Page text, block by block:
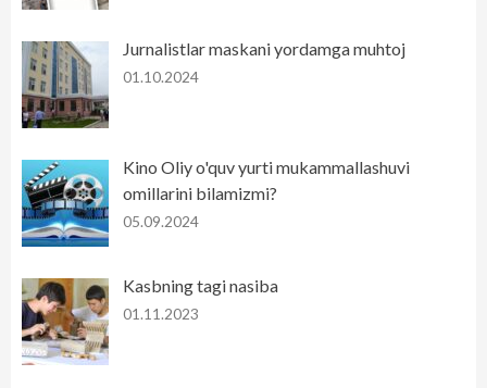
Jurnalistlar maskani yordamga muhtoj
01.10.2024
Kino Oliy o'quv yurti mukammallashuvi
omillarini bilamizmi?
05.09.2024
Kasbning tagi nasiba
01.11.2023